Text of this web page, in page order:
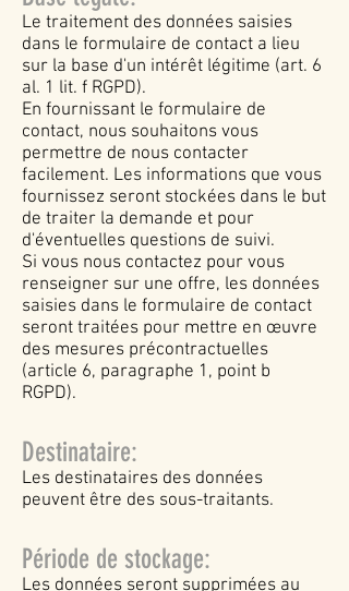
Le traitement des données saisies
dans le formulaire de contact a lieu
sur la base d'un intérêt légitime (art. 6
al. 1 lit. f RGPD).
En fournissant le formulaire de
contact, nous souhaitons vous
permettre de nous contacter
facilement. Les informations que vous
fournissez seront stockées dans le but
de traiter la demande et pour
d'éventuelles questions de suivi.
Si vous nous contactez pour vous
renseigner sur une offre, les données
saisies dans le formulaire de contact
seront traitées pour mettre en œuvre
des mesures précontractuelles
(article 6, paragraphe 1, point b
RGPD).
Destinataire:
Les destinataires des données
peuvent être des sous-traitants.
Période de stockage:
Les données seront supprimées au